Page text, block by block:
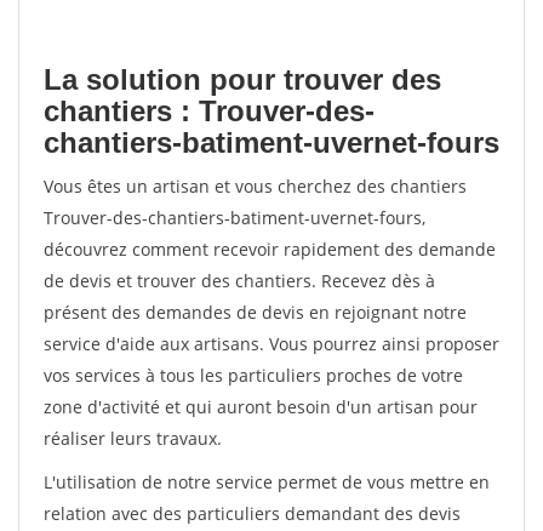
La solution pour trouver des
chantiers : Trouver-des-
chantiers-batiment-uvernet-fours
Vous êtes un artisan et vous cherchez des chantiers
Trouver-des-chantiers-batiment-uvernet-fours,
découvrez comment recevoir rapidement des demande
de devis et trouver des chantiers. Recevez dès à
présent des demandes de devis en rejoignant notre
service d'aide aux artisans. Vous pourrez ainsi proposer
vos services à tous les particuliers proches de votre
zone d'activité et qui auront besoin d'un artisan pour
réaliser leurs travaux.
L'utilisation de notre service permet de vous mettre en
relation avec des particuliers demandant des devis